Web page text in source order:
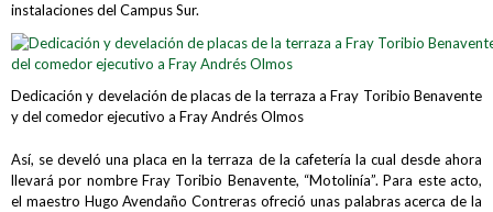
instalaciones del Campus Sur.
Dedicación y develación de placas de la terraza a Fray Toribio Benavente
y del comedor ejecutivo a Fray Andrés Olmos
Así, se develó una placa en la terraza de la cafetería la cual desde ahora
llevará por nombre Fray Toribio Benavente, “Motolinía”. Para este acto,
el maestro Hugo Avendaño Contreras ofreció unas palabras acerca de la